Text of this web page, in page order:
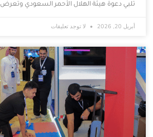
تلبي دعوة هيئة الهلال الأحمر السعودي وتعرض
أبريل 20, 2026 لا توجد تعليقات